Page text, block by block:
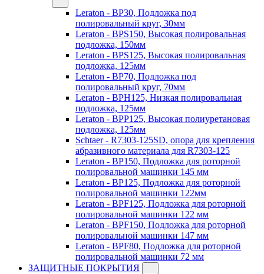
Leraton - BP30, Подложка под
полировальный круг, 30мм
Leraton - BPS150, Высокая полировальная
подложка, 150мм
Leraton - BPS125, Высокая полировальная
подложка, 125мм
Leraton - BP70, Подложка под
полировальный круг, 70мм
Leraton - BPH125, Низкая полировальная
подложка, 125мм
Leraton - BPP125, Высокая полиуретановая
подложка, 125мм
Schtaer - R7303-125SD, опора для крепления
абразивного материала для R7303-125
Leraton - BP150, Подложка для роторной
полировальной машинки 145 мм
Leraton - BP125, Подложка для роторной
полировальной машинки 122мм
Leraton - BPF125, Подложка для роторной
полировальной машинки 122 мм
Leraton - BPF150, Подложка для роторной
полировальной машинки 147 мм
Leraton - BPF80, Подложка для роторной
полировальной машинки 72 мм
ЗАЩИТНЫЕ ПОКРЫТИЯ